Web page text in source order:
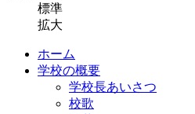
標準
拡大
ホーム
学校の概要
学校長あいさつ
校歌